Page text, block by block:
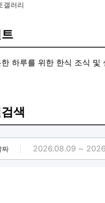
갤러리
하루를 위한 한식 조식 및
고의 숙소가 되기위해 AM
고객님들의 성원에 힘입어
간 : 일 월 화 수 목 금 (토요
운 여름 시원한 아이스커피
색
짜